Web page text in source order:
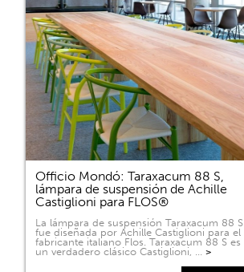
Officio Mondó: Taraxacum 88 S,
lámpara de suspensión de Achille
Castiglioni para FLOS®
La lámpara de suspensión Taraxacum 88 S
fue diseñada por Achille Castiglioni para el
fabricante italiano Flos. Taraxacum 88 S es
un verdadero clásico Castiglioni, … >